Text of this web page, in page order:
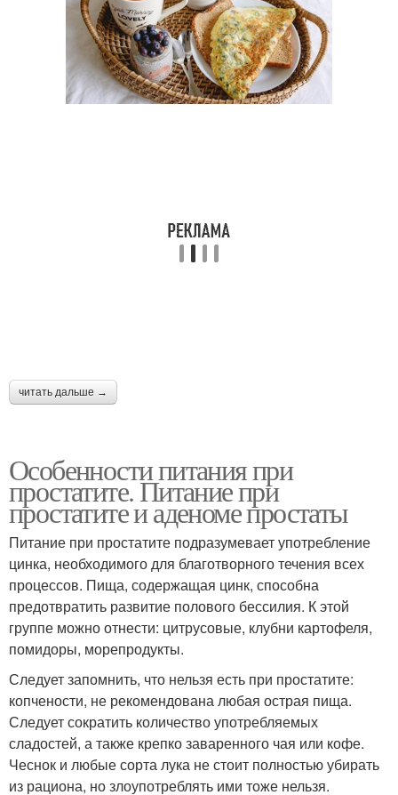
читать дальше →
Особенности питания при
простатите. Питание при
простатите и аденоме простаты
Питание при простатите подразумевает употребление
цинка, необходимого для благотворного течения всех
процессов. Пища, содержащая цинк, способна
предотвратить развитие полового бессилия. К этой
группе можно отнести: цитрусовые, клубни картофеля,
помидоры, морепродукты.
Следует запомнить, что нельзя есть при простатите:
копчености, не рекомендована любая острая пища.
Следует сократить количество употребляемых
сладостей, а также крепко заваренного чая или кофе.
Чеснок и любые сорта лука не стоит полностью убирать
из рациона, но злоупотреблять ими тоже нельзя.